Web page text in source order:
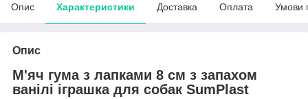
Опис Характеристики Доставка Оплата Умови
Опис
М'яч гума з лапками 8 см з запахом
ванілі іграшка для собак SumPlast